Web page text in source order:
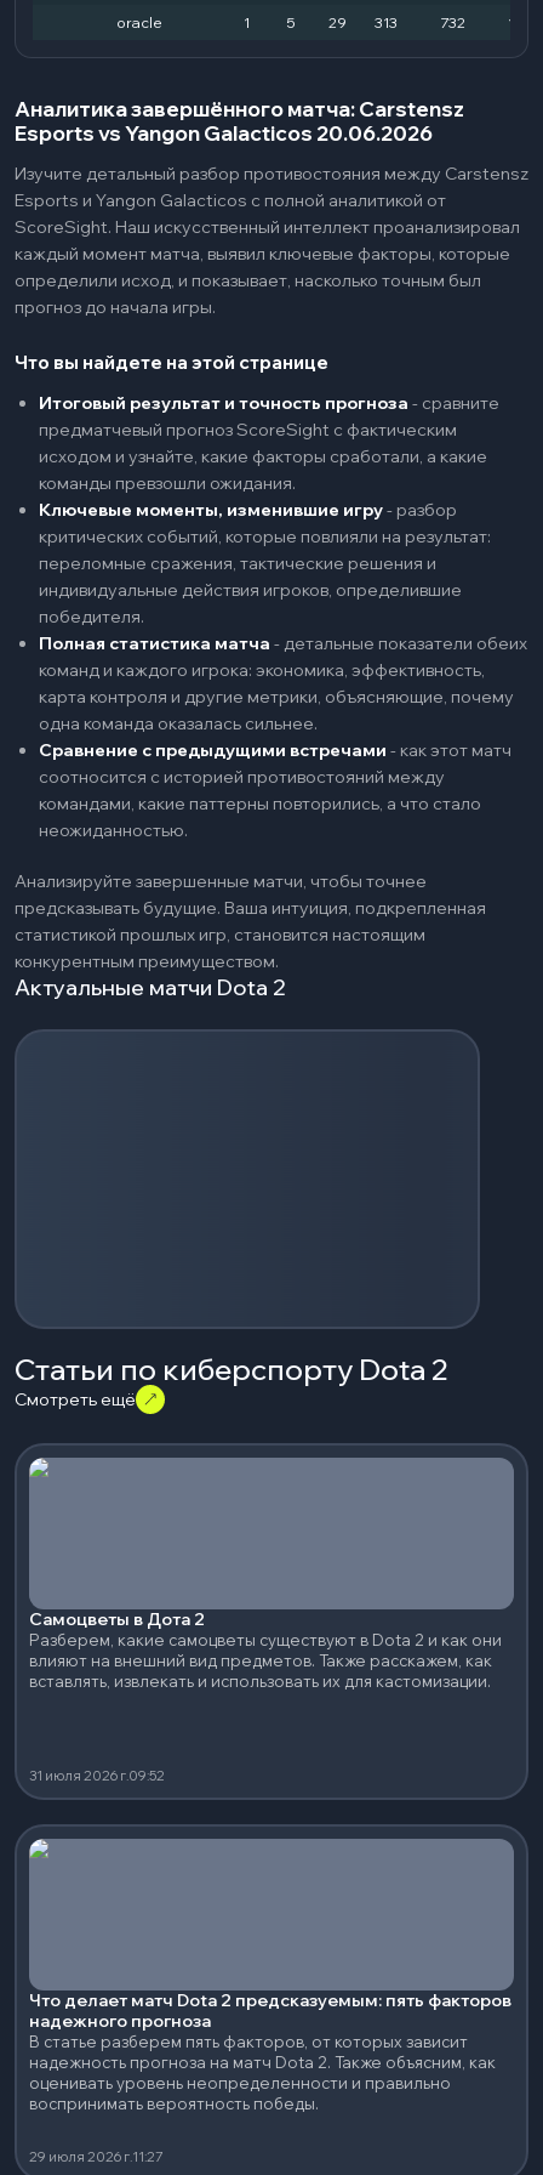
oracle 1 5 29 313 732
Аналитика завершённого матча: Carstensz
Esports vs Yangon Galacticos 20.06.2026
Изучите детальный разбор противостояния между Carstensz
Esports и Yangon Galacticos с полной аналитикой от
ScoreSight. Наш искусственный интеллект проанализировал
каждый момент матча, выявил ключевые факторы, которые
определили исход, и показывает, насколько точным был
прогноз до начала игры.
Что вы найдете на этой странице
Итоговый результат и точность прогноза - сравните
предматчевый прогноз ScoreSight с фактическим
исходом и узнайте, какие факторы сработали, а какие
команды превзошли ожидания.
Ключевые моменты, изменившие игру- разбор
критических событий, которые повлияли на результат:
переломные сражения, тактические решения и
индивидуальные действия игроков, определившие
победителя.
Полная статистика матча - детальные показатели обеих
команд и каждого игрока: экономика, эффективность,
карта контроля и другие метрики, объясняющие, почему
одна команда оказалась сильнее.
Сравнение с предыдущими встречами - как этот матч
соотносится с историей противостояний между
командами, какие паттерны повторились, а что стало
неожиданностью.
Анализируйте завершенные матчи, чтобы точнее
предсказывать будущие. Ваша интуиция, подкрепленная
статистикой прошлых игр, становится настоящим
конкурентным преимуществом.
Актуальные матчи Dota 2
Загрузка событий...
Статьи по киберспорту Dota 2
Смотреть ещё
Самоцветы в Дота 2
Разберем, какие самоцветы существуют в Dota 2 и как они
влияют на внешний вид предметов. Также расскажем, как
вставлять, извлекать и использовать их для кастомизации.
31 июля 2026 г.09:52
Что делает матч Dota 2 предсказуемым: пять факторов
надежного прогноза
В статье разберем пять факторов, от которых зависит
надежность прогноза на матч Dota 2. Также объясним, как
оценивать уровень неопределенности и правильно
воспринимать вероятность победы.
29 июля 2026 г.11:27